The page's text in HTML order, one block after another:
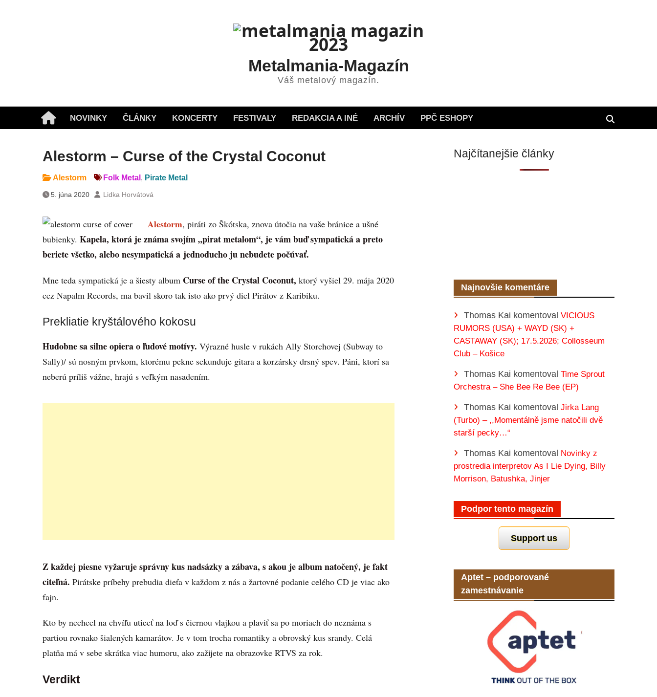
Metalmania-Magazín
Váš metalový magazín.
HomeNOVINKY ČLÁNKY KONCERTY FESTIVALY REDAKCIA A INÉ ARCHÍV PPČ ESHOPY
Alestorm – Curse of the Crystal Coconut
Alestorm Folk Metal , Pirate Metal
5. júna 2020 Lidka Horvátová
Alestorm, piráti zo Škótska, znova útočia na vaše bránice a ušné
bubienky. Kapela, ktorá je známa svojím „pirat metalom“, je vám buď sympatická a preto
beriete všetko, alebo nesympatická a jednoducho ju nebudete počúvať.
Mne teda sympatická je a šiesty album Curse of the Crystal Coconut, ktorý vyšiel 29. mája 2020
cez Napalm Records, ma bavil skoro tak isto ako prvý diel Pirátov z Karibiku.
Prekliatie kryštálového kokosu
Hudobne sa silne opiera o ľudové motívy. Výrazné husle v rukách Ally Storchovej (Subway to
Sally)/ sú nosným prvkom, ktorému pekne sekunduje gitara a korzársky drsný spev. Páni, ktorí sa
neberú príliš vážne, hrajú s veľkým nasadením.
Z každej piesne vyžaruje správny kus nadsázky a zábava, s akou je album natočený, je fakt
citeľná. Pirátske príbehy prebudia dieťa v každom z nás a žartovné podanie celého CD je viac ako
fajn.
Kto by nechcel na chvíľu utiecť na loď s čiernou vlajkou a plaviť sa po moriach do neznáma s
partiou rovnako šialených kamarátov. Je v tom trocha romantiky a obrovský kus srandy. Celá
platňa má v sebe skrátka viac humoru, ako zažijete na obrazovke RTVS za rok.
Verdikt
Najčítanejšie články
Najnovšie komentáre
Thomas Kai komentoval VICIOUS
RUMORS (USA) + WAYD (SK) +
CASTAWAY (SK); 17.5.2026; Collosseum
Club – Košice
Thomas Kai komentoval Time Sprout
Orchestra – She Bee Re Bee (EP)
Thomas Kai komentoval Jirka Lang
(Turbo) – ,,Momentálně jsme natočili dvě
starší pecky…“
Thomas Kai komentoval Novinky z
prostredia interpretov As I Lie Dying, Billy
Morrison, Batushka, Jinjer
Podpor tento magazín
Support us
Aptet – podporované
zamestnávanie